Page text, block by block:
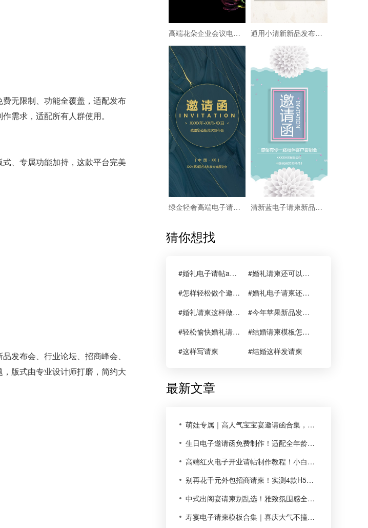
无限制、功能全覆盖，适配发布
需求，适配所有人群使用。
、专属功能加持，这款平台完美
发布会、行业论坛、招商峰会、
版式由专业设计师打磨，简约大
高端花朵企业会议电子请柬新品发布会电子请柬 通用小清新新品发布会促销通用请柬
绿金轻奢高端电子请柬旗袍订货会发布会 清新蓝电子请柬新品发布答谢会
猜你想找
#婚礼电子请帖app 质感好
#婚礼请柬还可以这样做
#怎样轻松做个邀请函
#婚礼电子请柬还可以这样做
#婚礼请柬这样做效果更好哦
#今年苹果新品发布会邀请函长这样
#轻松愉快婚礼请柬文案
#结婚请柬模板怎么写?两分钟轻松学会
#这样写请柬
#结婚这样发请柬
最新文章
萌娃专属｜高人气宝宝宴邀请函合集，温馨可爱适配全场景✨
生日电子邀请函免费制作！适配全年龄段全场景，小白也能轻松搞定
高端红火电子开业请帖制作教程！小白也能零成本定制专属请柬
别再花千元外包招商请柬！实测4款H5请柬，多场景落地真实反馈
中式出阁宴请柬别乱选！雅致氛围感全靠细节拿捏
寿宴电子请柬模板合集｜喜庆大气不撞款，长辈满意全家省心✨